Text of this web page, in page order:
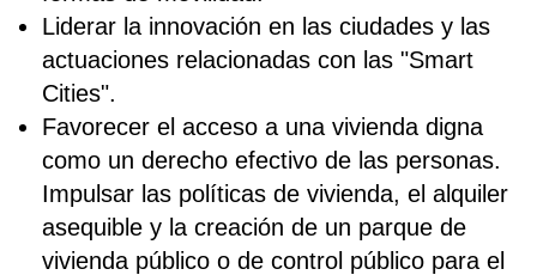
Liderar la innovación en las ciudades y las
actuaciones relacionadas con las "Smart
Cities".
Favorecer el acceso a una vivienda digna
como un derecho efectivo de las personas.
Impulsar las políticas de vivienda, el alquiler
asequible y la creación de un parque de
vivienda público o de control público para el